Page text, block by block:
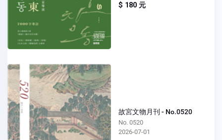
$ 180 元
故宮文物月刊 - No.0520
No. 0520
2026-07-01